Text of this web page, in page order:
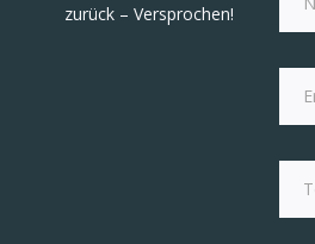
zurück – Versprochen!